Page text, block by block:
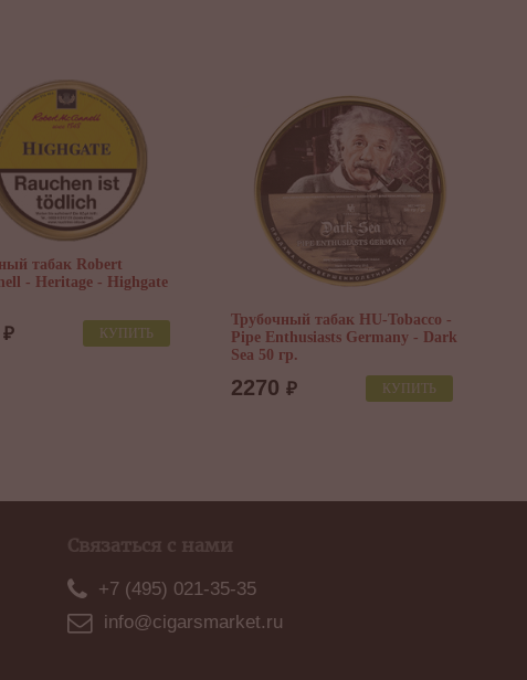
табак Robert
- Heritage - Highgate
₽ КУПИТЬ
Трубочный табак HU-Tobacco -
Pipe Enthusiasts Germany - Dark
Sea 50 гр.
2270 ₽ КУПИТЬ
Связаться с нами
+7 (495) 021-35-35
info@cigarsmarket.ru